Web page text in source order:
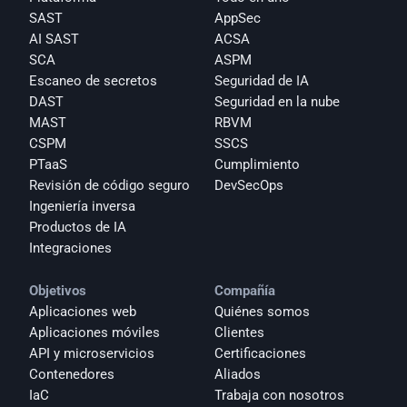
SAST
AI SAST
SCA
Escaneo de secretos
DAST
MAST
CSPM
PTaaS
Revisión de código seguro
Ingeniería inversa
Productos de IA
Integraciones
AppSec
ACSA
ASPM
Seguridad de IA
Seguridad en la nube
RBVM
SSCS
Cumplimiento
DevSecOps
Objetivos
Aplicaciones web
Aplicaciones móviles
API y microservicios
Contenedores
IaC
Compañía
Quiénes somos
Clientes
Certificaciones
Aliados
Trabaja con nosotros